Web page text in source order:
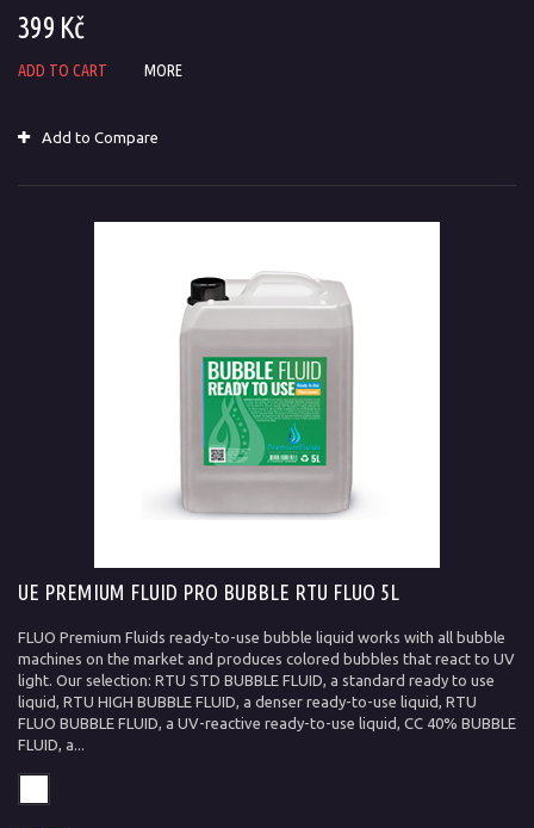
399 Kč
ADD TO CART MORE
Add to Compare
UE PREMIUM FLUID PRO BUBBLE RTU FLUO 5L
FLUO Premium Fluids ready-to-use bubble liquid works with all bubble
machines on the market and produces colored bubbles that react to UV
light. Our selection: RTU STD BUBBLE FLUID, a standard ready to use
liquid, RTU HIGH BUBBLE FLUID, a denser ready-to-use liquid, RTU
FLUO BUBBLE FLUID, a UV-reactive ready-to-use liquid, CC 40% BUBBLE
FLUID, a...